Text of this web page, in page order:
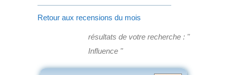
Retour aux recensions du mois
résultats de votre recherche : "
Influence "